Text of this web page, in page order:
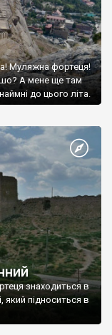
Муляжна фортеця!
шо? А мене ще там
до цього літа.
знаходиться в
який підноситься в